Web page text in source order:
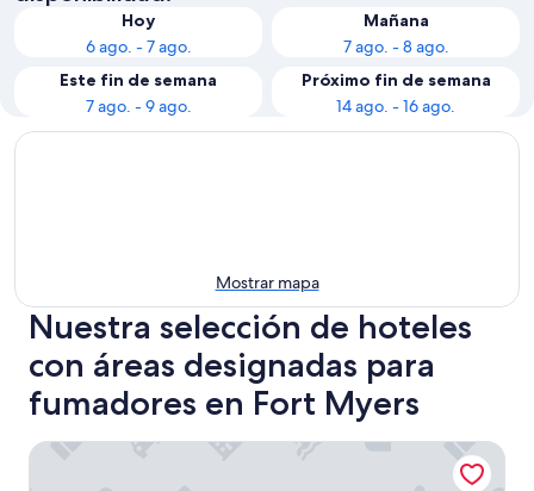
Hoy
6 ago. - 7 ago.
Mañana
7 ago. - 8 ago.
Este fin de semana
7 ago. - 9 ago.
Próximo fin de semana
14 ago. - 16 ago.
Mostrar mapa
Nuestra selección de hoteles
con áreas designadas para
fumadores en Fort Myers
HomeTowne Studios by Red Roof Fort Myers